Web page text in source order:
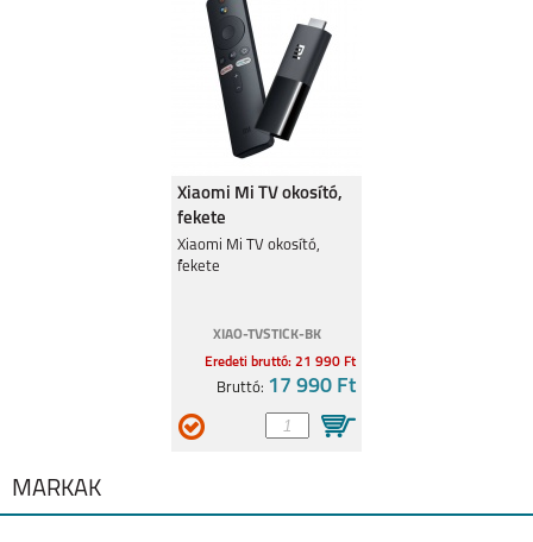
Xiaomi Mi TV okosító,
fekete
Xiaomi Mi TV okosító,
fekete
XIAO-TVSTICK-BK
Eredeti bruttó: 21 990 Ft
Bruttó: 17 990 Ft
MÁRKÁK